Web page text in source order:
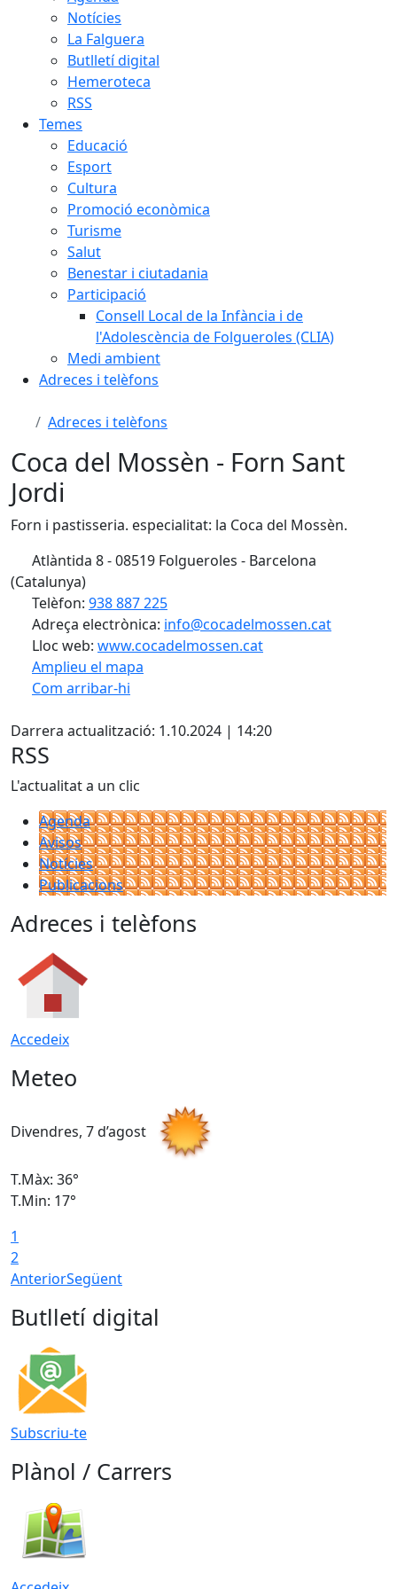
Notícies
La Falguera
Butlletí digital
Hemeroteca
RSS
Temes
Educació
Esport
Cultura
Promoció econòmica
Turisme
Salut
Benestar i ciutadania
Participació
Consell Local de la Infància i de
l'Adolescència de Folgueroles (CLIA)
Medi ambient
Adreces i telèfons
Adreces i telèfons
Coca del Mossèn - Forn Sant
Jordi
Forn i pastisseria. especialitat: la Coca del Mossèn.
Atlàntida 8 - 08519 Folgueroles - Barcelona
(Catalunya)
Telèfon: 938 887 225
Adreça electrònica: info@cocadelmossen.cat
Lloc web: www.cocadelmossen.cat
Amplieu el mapa
Com arribar-hi
+
−
Darrera actualització: 1.10.2024 | 14:20
RSS
L'actualitat a un clic
Agenda
Avisos
Notícies
Publicacions
Adreces i telèfons
Accedeix
Meteo
Divendres, 7 d’agost
T.Màx: 36°
T.Min: 17°
1
2
AnteriorSegüent
Butlletí digital
Subscriu-te
Plànol / Carrers